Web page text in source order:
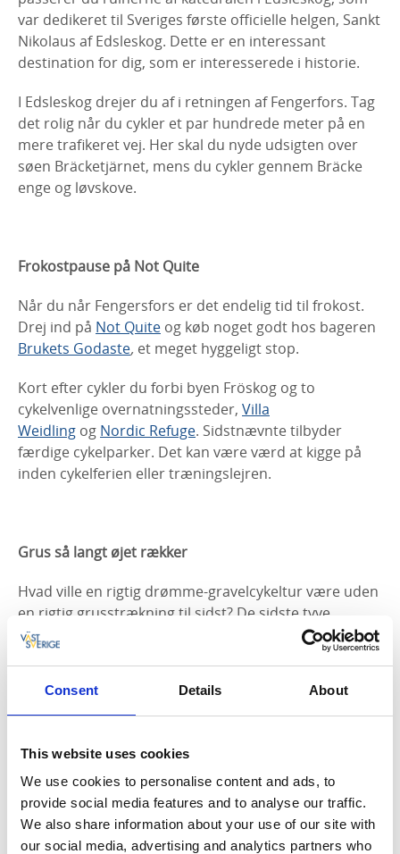
Consent Details About
This website uses cookies
We use cookies to personalise content and ads, to
provide social media features and to analyse our traffic.
We also share information about your use of our site with
our social media, advertising and analytics partners who
var dedikeret til Sveriges første officielle helgen, Sankt
Nikolaus af Edsleskog. Dette er en interessant
destination for dig, som er interesserede i historie.
I Edsleskog drejer du af i retningen af Fengerfors. Tag
det rolig når du cykler et par hundrede meter på en
mere trafikeret vej. Her skal du nyde udsigten over
søen Bräcketjärnet, mens du cykler gennem Bräcke
enge og løvskove.
Frokostpause på Not Quite
Når du når Fengersfors er det endelig tid til frokost.
Drej ind på Not Quite og køb noget godt hos bageren
Brukets Godaste, et meget hyggeligt stop.
Kort efter cykler du forbi byen Fröskog og to
cykelvenlige overnatningssteder, Villa
Weidling og Nordic Refuge. Sidstnævnte tilbyder
færdige cykelparker. Det kan være værd at kigge på
inden cykelferien eller træningslejren.
Grus så langt øjet rækker
Hvad ville en rigtig drømme-gravelcykeltur være uden
en rigtig grusstrækning til sidst? De sidste tyve
kilometer er udelukkende på grusveje med skoven
som nærmeste nabo. På det sidste stykke af turen har
dukkert i søen ved Laxarby kirke, et dejligt badested
for hele familien.
Som sagt – dette er en meget dejlig cykeltur!
Se ruten på Ride with GPS